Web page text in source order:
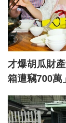
才爆胡瓜財
箱遭竊700萬